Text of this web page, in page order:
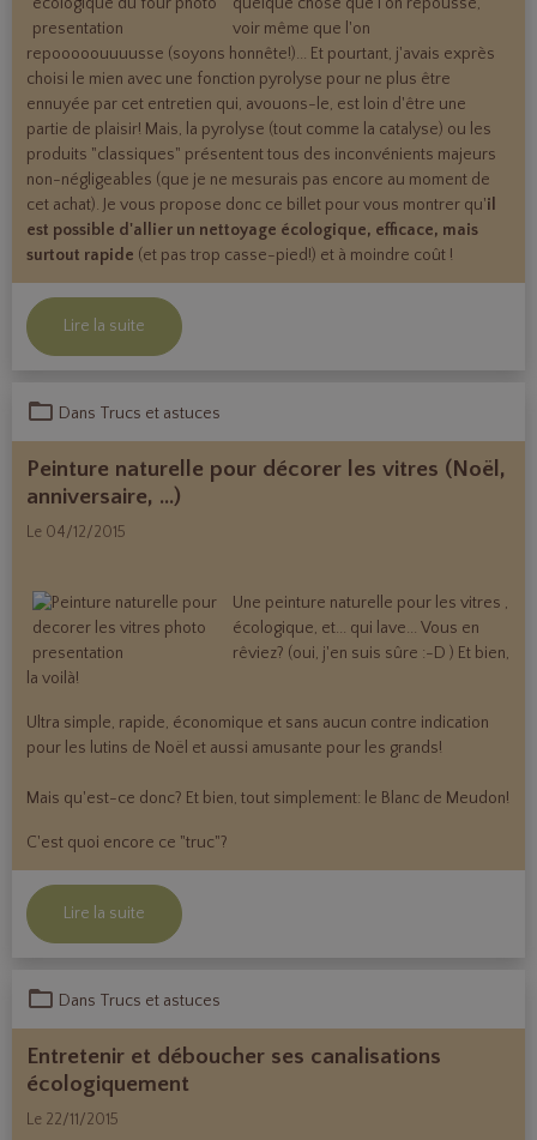
voir même que l'on
repooooouuuusse (soyons honnête!)... Et pourtant, j'avais exprès
choisi le mien avec une fonction pyrolyse pour ne plus être
ennuyée par cet entretien qui, avouons-le, est loin d'être une
partie de plaisir! Mais, la pyrolyse (tout comme la catalyse) ou les
produits "classiques" présentent tous des inconvénients majeurs
non-négligeables (que je ne mesurais pas encore au moment de
cet achat). Je vous propose donc ce billet pour vous montrer qu'il
est possible d'allier un nettoyage écologique, efficace, mais
surtout rapide (et pas trop casse-pied!) et à moindre coût !
Lire la suite
Dans Trucs et astuces
Peinture naturelle pour décorer les vitres (Noël,
anniversaire, ...)
Le 04/12/2015
Une peinture naturelle pour les vitres ,
écologique, et... qui lave... Vous en
rêviez? (oui, j'en suis sûre :-D ) Et bien,
la voilà!
Ultra simple, rapide, économique et sans aucun contre indication
pour les lutins de Noël et aussi amusante pour les grands!
Mais qu'est-ce donc? Et bien, tout simplement: le Blanc de Meudon!
C'est quoi encore ce "truc"?
Lire la suite
Dans Trucs et astuces
Entretenir et déboucher ses canalisations
écologiquement
Le 22/11/2015